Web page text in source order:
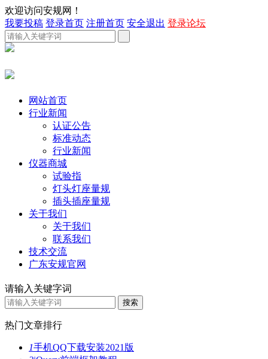
欢迎访问安规网！
我要投稿 登录首页 注册首页 安全退出 登录论坛
网站首页
行业新闻
认证公告
标准动态
行业新闻
仪器商城
试验指
灯头灯座量规
插头插座量规
关于我们
关于我们
联系我们
技术交流
广东安规官网
请输入关键字词
热门文章排行
1手机QQ下载安装2021版